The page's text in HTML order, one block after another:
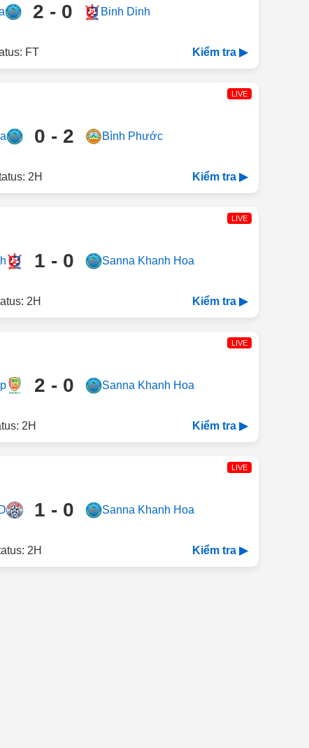
2 - 0 Binh Dinh
FT Kiểm tra ▶
LIVE
0 - 2 Bình Phước
2H Kiểm tra ▶
LIVE
1 - 0 Sanna Khanh Hoa
2H Kiểm tra ▶
LIVE
2 - 0 Sanna Khanh Hoa
2H Kiểm tra ▶
LIVE
1 - 0 Sanna Khanh Hoa
2H Kiểm tra ▶